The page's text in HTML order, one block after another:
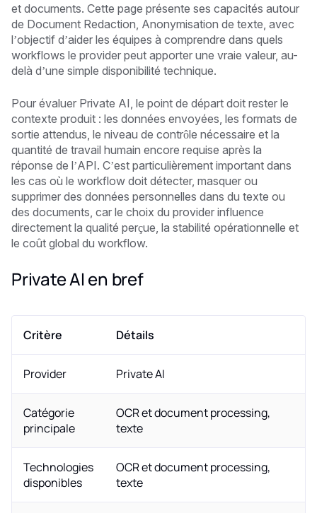
et documents. Cette page présente ses capacités autour
de Document Redaction, Anonymisation de texte, avec
l’objectif d’aider les équipes à comprendre dans quels
workflows le provider peut apporter une vraie valeur, au-
delà d’une simple disponibilité technique.
Pour évaluer Private AI, le point de départ doit rester le
contexte produit : les données envoyées, les formats de
sortie attendus, le niveau de contrôle nécessaire et la
quantité de travail humain encore requise après la
réponse de l’API. C’est particulièrement important dans
les cas où le workflow doit détecter, masquer ou
supprimer des données personnelles dans du texte ou
des documents, car le choix du provider influence
directement la qualité perçue, la stabilité opérationnelle et
le coût global du workflow.
Private AI en bref
Critère Détails
Provider Private AI
Catégorie
principale
OCR et document processing,
texte
Technologies
disponibles
OCR et document processing,
texte